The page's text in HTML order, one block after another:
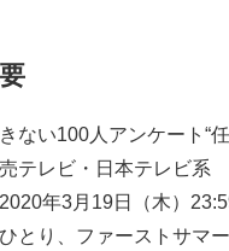
ない100人アンケート“
テレビ・日本テレビ系
年3月19日（木）
とり、ファーストサマ